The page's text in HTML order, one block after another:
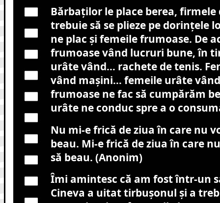
Bărbaţilor le place berea,
trebuie să se plieze pe dorinţele
ne plac şi femeile frumoase. De
frumoase vând lucruri bune, în
urâte vând… rachete de tenis.
vând maşini… femeile urâte
frumoase ne fac să cumpărăm
urâte ne conduc spre a o
Nu mi-e frică de ziua în care nu
beau. Mi-e frică de ziua în care
să beau. (Anonim)
Îmi amintesc că am fost într-un
Cineva a uitat tirbuşonul şi a